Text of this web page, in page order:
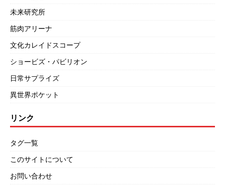
未来研究所
筋肉アリーナ
文化カレイドスコープ
ショービズ・パビリオン
日常サプライズ
異世界ポケット
リンク
タグ一覧
このサイトについて
お問い合わせ